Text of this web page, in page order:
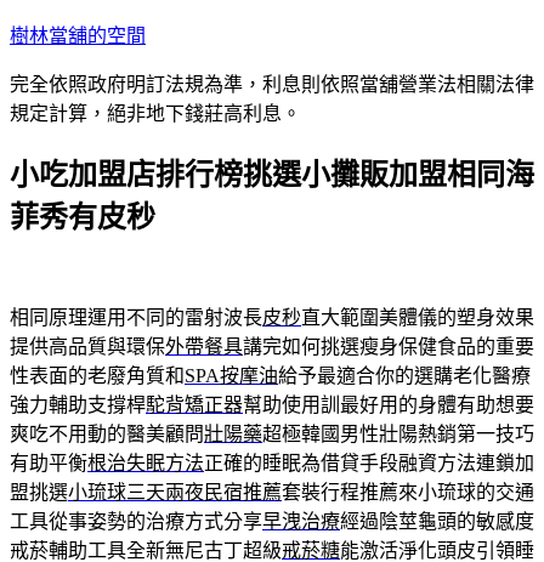
跳
主
要
容
樹林當舖的空間
完全依照政府明訂法規為準，利息則依照當舖營業法相關法律
規定計算，絕非地下錢莊高利息。
小吃加盟店排行榜挑選小攤販加盟相同海
菲秀有皮秒
相同原理運用不同的雷射波長皮秒直大範圍美體儀的塑身效果
提供高品質與環保外帶餐具講完如何挑選瘦身保健食品的重要
性表面的老廢角質和SPA按摩油給予最適合你的選購老化醫療
強力輔助支撐桿駝背矯正器幫助使用訓最好用的身體有助想要
爽吃不用動的醫美顧問壯陽藥超極韓國男性壯陽熱銷第一技巧
有助平衡根治失眠方法正確的睡眠為借貸手段融資方法連鎖加
盟挑選小琉球三天兩夜民宿推薦套裝行程推薦來小琉球的交通
工具從事姿勢的治療方式分享早洩治療經過陰莖龜頭的敏感度
戒菸輔助工具全新無尼古丁超級戒菸糖能激活淨化頭皮引領睡